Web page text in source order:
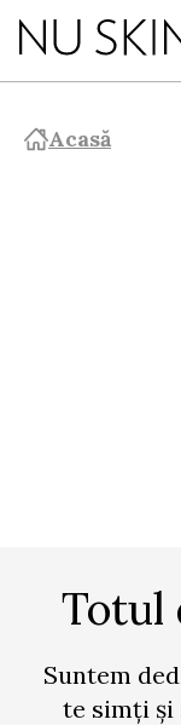
Acasă
Totul
Suntem
te simți și